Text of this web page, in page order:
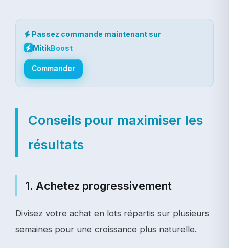
Passez commande maintenant sur
MitikBoost
Commander
Conseils pour maximiser les
résultats
1. Achetez progressivement
Divisez votre achat en lots répartis sur plusieurs
semaines pour une croissance plus naturelle.